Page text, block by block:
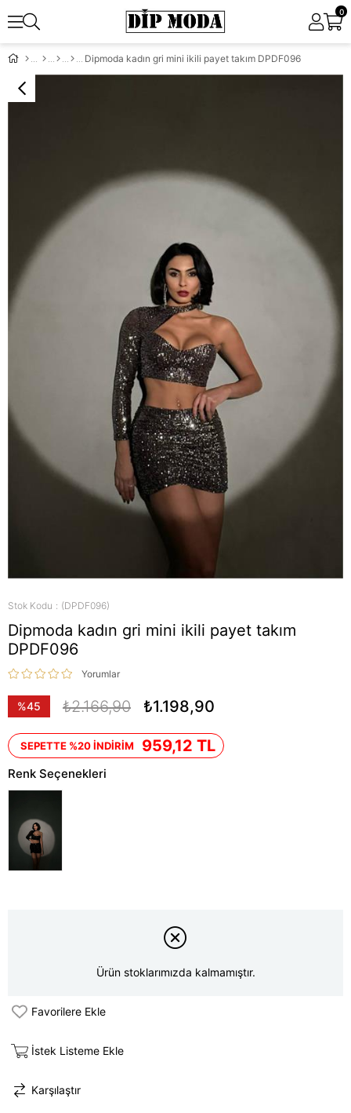
0
Dipmoda kadın gri mini ikili payet takım DPDF096
Stok Kodu (DPDF096)
Dipmoda kadın gri mini ikili payet takım
DPDF096
Yorumlar
%45
₺2.166,90 ₺1.198,90
SEPETTE %20 İNDİRİM 959,12 TL
Renk Seçenekleri
Ürün stoklarımızda kalmamıştır.
Favorilere Ekle
İstek Listeme Ekle
Karşılaştır